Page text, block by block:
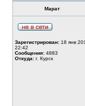
Марат
Зарегистрирован: 18 янв
22:42
Сообщения: 4883
Откуда: г. Курск